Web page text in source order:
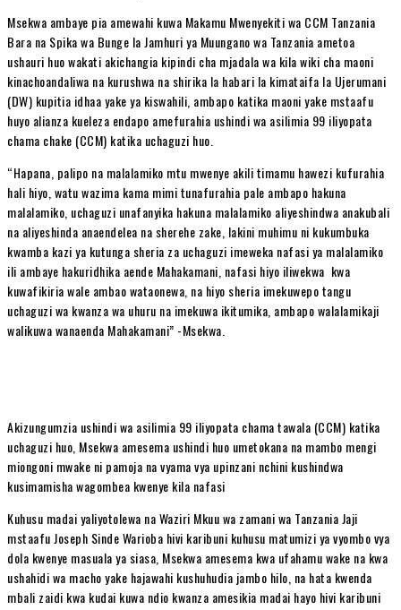
Msekwa ambaye pia amewahi kuwa Makamu Mwenyekiti wa CCM Tanzania
Bara na Spika wa Bunge la Jamhuri ya Muungano wa Tanzania ametoa
ushauri huo wakati akichangia kipindi cha mjadala wa kila wiki cha maoni
kinachoandaliwa na kurushwa na shirika la habari la kimataifa la Ujerumani
(DW) kupitia idhaa yake ya kiswahili, ambapo katika maoni yake mstaafu
huyo alianza kueleza endapo amefurahia ushindi wa asilimia 99 iliyopata
chama chake (CCM) katika uchaguzi huo.
“Hapana, palipo na malalamiko mtu mwenye akili timamu hawezi kufurahia
hali hiyo, watu wazima kama mimi tunafurahia pale ambapo hakuna
malalamiko, uchaguzi unafanyika hakuna malalamiko aliyeshindwa anakubali
na aliyeshinda anaendelea na sherehe zake, lakini muhimu ni kukumbuka
kwamba kazi ya kutunga sheria za uchaguzi imeweka nafasi ya malalamiko
ili ambaye hakuridhika aende Mahakamani, nafasi hiyo iliwekwa kwa
kuwafikiria wale ambao wataonewa, na hiyo sheria imekuwepo tangu
uchaguzi wa kwanza wa uhuru na imekuwa ikitumika, ambapo walalamikaji
walikuwa wanaenda Mahakamani” -Msekwa.
Akizungumzia ushindi wa asilimia 99 iliyopata chama tawala (CCM) katika
uchaguzi huo, Msekwa amesema ushindi huo umetokana na mambo mengi
miongoni mwake ni pamoja na vyama vya upinzani nchini kushindwa
kusimamisha wagombea kwenye kila nafasi
Kuhusu madai yaliyotolewa na Waziri Mkuu wa zamani wa Tanzania Jaji
mstaafu Joseph Sinde Warioba hivi karibuni kuhusu matumizi ya vyombo vya
dola kwenye masuala ya siasa, Msekwa amesema kwa ufahamu wake na kwa
ushahidi wa macho yake hajawahi kushuhudia jambo hilo, na hata kwenda
mbali zaidi kwa kudai kuwa ndio kwanza amesikia madai hayo hivi karibuni